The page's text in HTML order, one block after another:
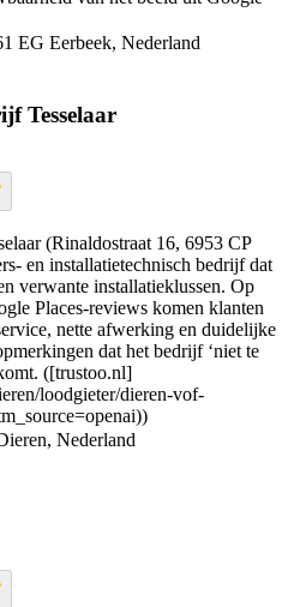
EG Eerbeek, Nederland
Tesselaar
(Rinaldostraat 16, 6953 CP
en installatietechnisch bedrijf dat
verwante installatieklussen. Op
Places-reviews komen klanten
nette afwerking en duidelijke
dat het bedrijf ‘niet te
([trustoo.nl]
loodgieter/dieren-vof-
Nederland